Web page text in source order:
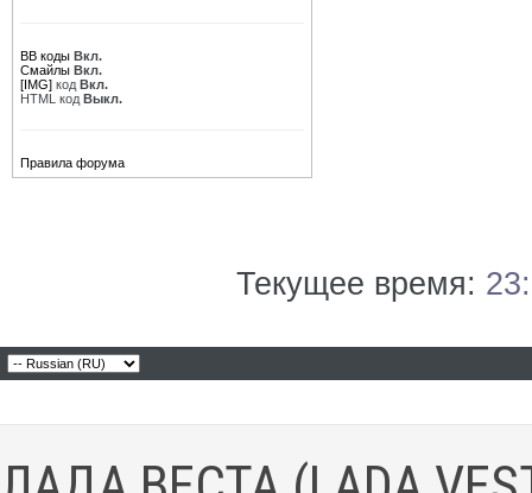
BB коды Вкл.
Смайлы Вкл.
[IMG] код Вкл.
HTML код Выкл.
Правила форума
Текущее время: